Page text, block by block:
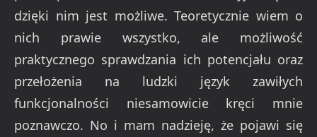
dzięki nim jest możliwe. Teoretycznie wiem o
nich prawie wszystko, ale możliwość
praktycznego sprawdzania ich potencjału oraz
przełożenia na ludzki język zawiłych
funkcjonalności niesamowicie kręci mnie
poznawczo. No i mam nadzieję, że pojawi się